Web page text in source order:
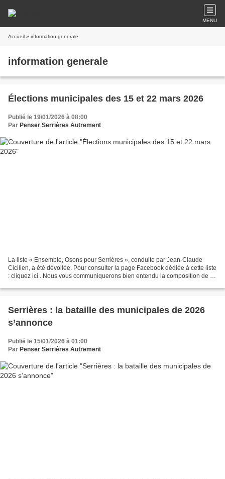
MENU
Accueil » information generale
information generale
Élections municipales des 15 et 22 mars 2026
Publié le 19/01/2026 à 08:00
Par Penser Serrières Autrement
La liste « Ensemble, Osons pour Serrières », conduite par Jean-Claude
Cicilien, a été dévoilée. Pour consulter la page Facebook dédiée à cette liste
: cliquez ici . Nous vous communiquerons bien entendu la composition de la
Serrières : la bataille des municipales de 2026
s’annonce
Publié le 15/01/2026 à 01:00
Par Penser Serrières Autrement